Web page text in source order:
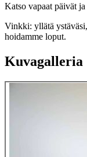
Katso vapaat päivät
Vinkki: yllätä
hoidamme loput.
Kuvagalleria